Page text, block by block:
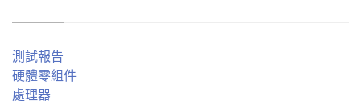
測試報告
硬體零組件
處理器